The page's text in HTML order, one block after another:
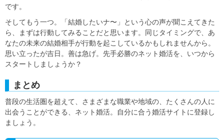
です。
そしてもう一つ。「結婚したいナ〜」という心の声が聞こえてきた
ら、まずは行動してみることだと思います。同じタイミングで、あ
なたの未来の結婚相手が行動を起こしているかもしれませんから。
思い立ったが吉日。善は急げ。先手必勝のネット婚活を、いつから
スタートしましょうか？
まとめ
普段の生活圏を超えて、さまざまな職業や地域の、たくさんの人に
出会うことができる、ネット婚活。自分に合う婚活サイトに登録し
ましょう。